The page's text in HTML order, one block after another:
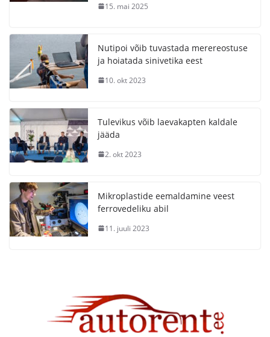
15. mai 2025
Nutipoi võib tuvastada merereostuse
ja hoiatada sinivetika eest
10. okt 2023
Tulevikus võib laevakapten kaldale
jääda
2. okt 2023
Mikroplastide eemaldamine veest
ferrovedeliku abil
11. juuli 2023